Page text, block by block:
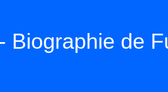
- Biographie de